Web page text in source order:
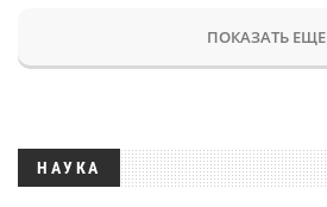
ПОКАЗАТЬ ЕЩЕ
НАУКА